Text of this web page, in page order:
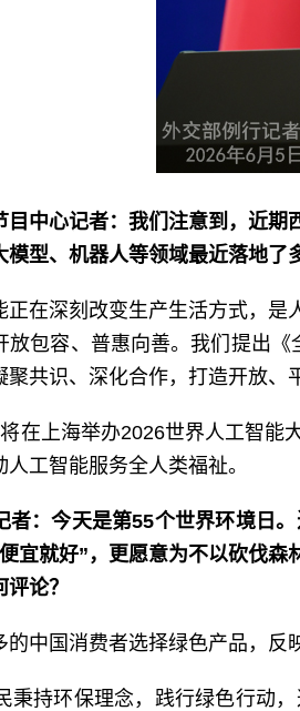
目中心记者：我们注意到，近
模型、机器人等领域最近落地
正在深刻改变生产生活方式，
放包容、普惠向善。我们提出
聚共识、深化合作，打造开放
在上海举办2026世界人工智能
工智能服务全人类福祉。
者：今天是第55个世界环境日
宜就好”，更愿意为不以砍伐
论？
的中国消费者选择绿色产品，
秉持环保理念，践行绿色行动